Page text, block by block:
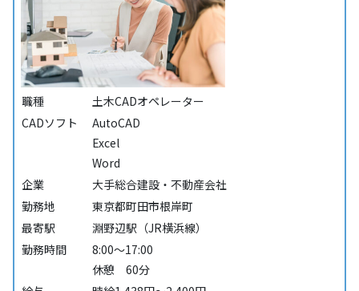
職種
土木CADオペレーター
CADソフト
AutoCAD
Excel
Word
企業
大手総合建設・不動産会社
勤務地
東京都町田市根岸町
最寄駅
淵野辺駅（JR横浜線）
勤務時間
8:00～17:00
休憩 60分